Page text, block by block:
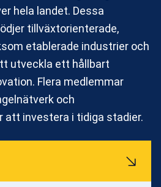
hela landet. Dessa
tillväxtorienterade,
etablerade industrier och
utveckla ett hållbart
Flera medlemmar
och
att investera i tidiga stadier.